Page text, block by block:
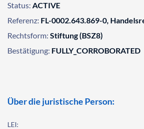
Status: ACTIVE
Referenz: FL-0002.643.869-0,
Rechtsform: Stiftung (BSZ8)
Bestätigung: FULLY_CORROBORATED
Über die juristische Person:
LEI: